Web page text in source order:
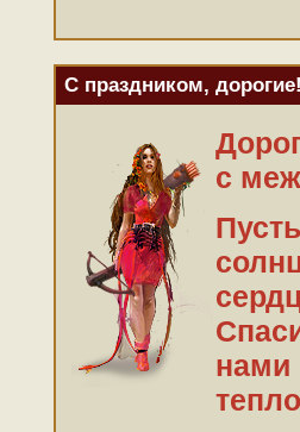
С праздником,
с
нами